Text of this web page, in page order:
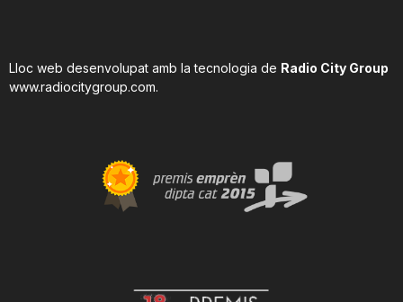
Lloc web desenvolupat amb la tecnologia de Radio City Group
www.radiocitygroup.com.